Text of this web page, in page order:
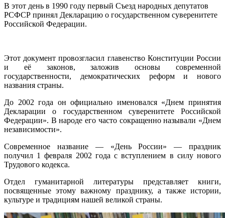
В этот день в 1990 году первый Съезд народных депутатов
РСФСР принял Декларацию о государственном суверенитете
Российской Федерации.
Этот документ провозгласил главенство Конституции России
и её законов, заложив основы современной
государственности, демократических реформ и нового
названия страны.
До 2002 года он официально именовался «Днем принятия
Декларации о государственном суверенитете Российской
Федерации». В народе его часто сокращенно называли «Днем
независимости».
Современное название — «День России» — праздник
получил 1 февраля 2002 года с вступлением в силу нового
Трудового кодекса.
Отдел гуманитарной литературы представляет книги,
посвященные этому важному празднику, а также истории,
культуре и традициям нашей великой страны.